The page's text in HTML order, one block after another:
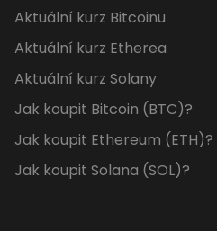
Aktuální kurz Bitcoinu
Aktuální kurz Etherea
Aktuální kurz Solany
Jak koupit Bitcoin (BTC)?
Jak koupit Ethereum (ETH)?
Jak koupit Solana (SOL)?